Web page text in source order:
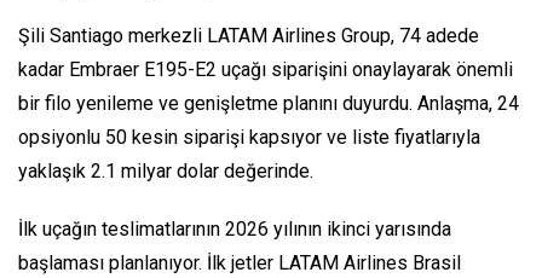
Şili Santiago merkezli LATAM Airlines Group, 74 adede
kadar Embraer E195-E2 uçağı siparişini onaylayarak önemli
bir filo yenileme ve genişletme planını duyurdu. Anlaşma, 24
opsiyonlu 50 kesin siparişi kapsıyor ve liste fiyatlarıyla
yaklaşık 2.1 milyar dolar değerinde.
İlk uçağın teslimatlarının 2026 yılının ikinci yarısında
başlaması planlanıyor. İlk jetler LATAM Airlines Brasil